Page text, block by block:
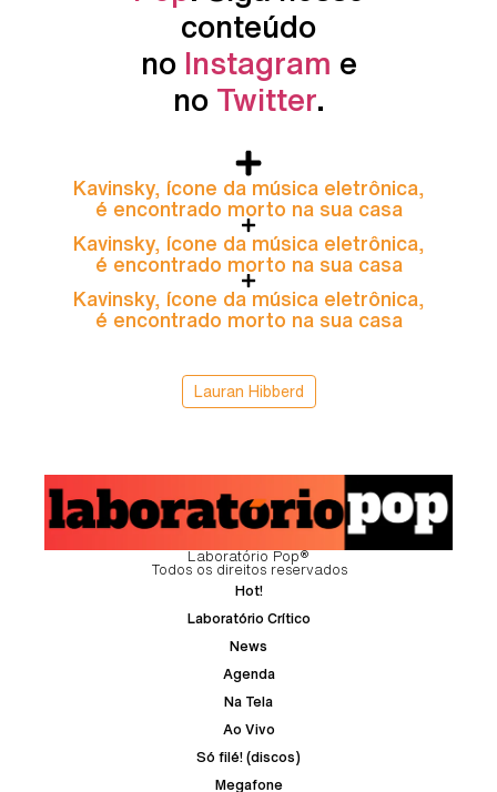
conteúdo
no Instagram e
no Twitter.
Kavinsky, ícone da música eletrônica,
é encontrado morto na sua casa
Kavinsky, ícone da música eletrônica,
é encontrado morto na sua casa
Kavinsky, ícone da música eletrônica,
é encontrado morto na sua casa
Lauran Hibberd
Laboratório Pop®
Todos os direitos reservados
Hot!
Laboratório Crítico
News
Agenda
Na Tela
Ao Vivo
Só filé! (discos)
Megafone